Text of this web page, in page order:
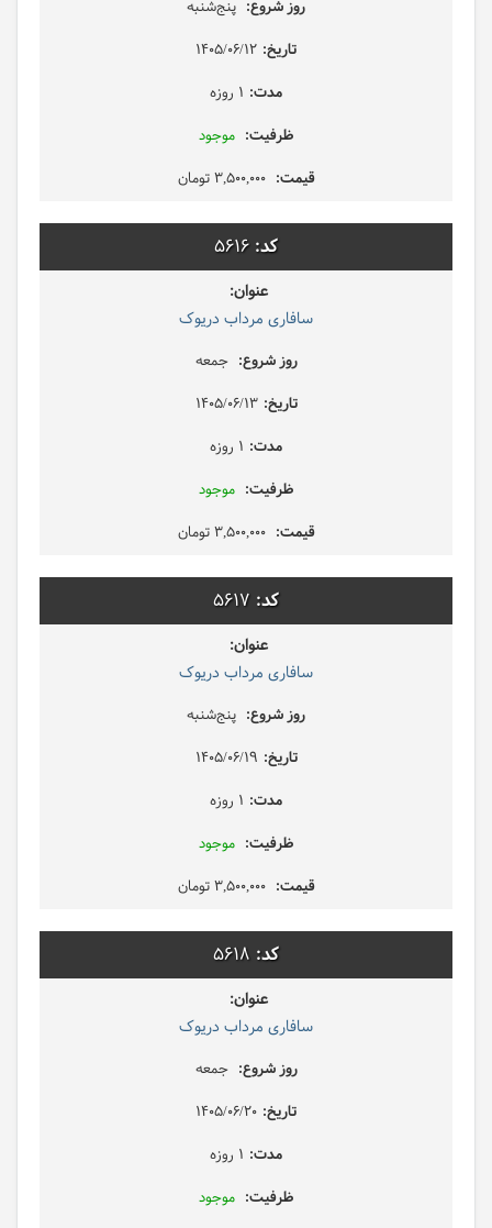
پنج‌شنبه
1405/06/12
1 روزه
موجود
3,500,000 تومان
5616
سافاری مرداب دریوک
جمعه
1405/06/13
1 روزه
موجود
3,500,000 تومان
5617
سافاری مرداب دریوک
پنج‌شنبه
1405/06/19
1 روزه
موجود
3,500,000 تومان
5618
سافاری مرداب دریوک
جمعه
1405/06/20
1 روزه
موجود